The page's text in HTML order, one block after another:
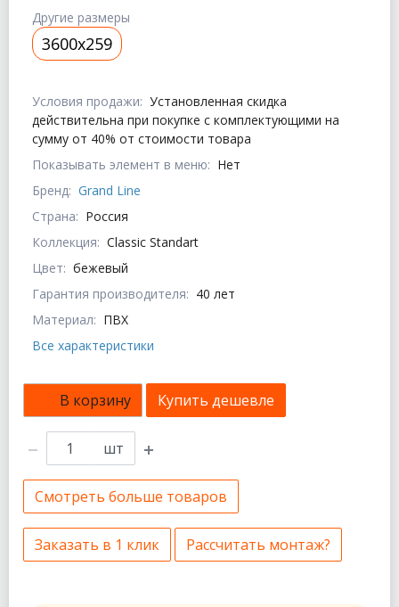
Условия продажи: Установленная скидка
действительна при покупке с комплектующими на
сумму от 40% от стоимости товара
Показывать элемент в меню: Нет
Бренд: Grand Line
Страна: Россия
Коллекция: Classic Standart
Цвет: бежевый
Гарантия производителя: 40 лет
Материал: ПВХ
Все характеристики
Другие размеры
3600х259
В корзину Купить дешевле
шт
Смотреть больше товаров
Заказать в 1 клик Рассчитать монтаж?